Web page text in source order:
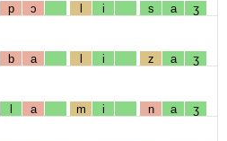
p ɔ l i s a ʒ
b a l i z a ʒ
l a m i n a ʒ